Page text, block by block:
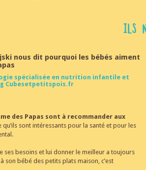
ILS
nous dit pourquoi les bébés aiment
spécialisée en nutrition infantile et
Cubesetpetitspois.fr
des Papas sont à recommander aux
sont intéressants pour la santé et pour les
ses besoins et lui donner le meilleur a toujours
son bébé des petits plats maison, c’est